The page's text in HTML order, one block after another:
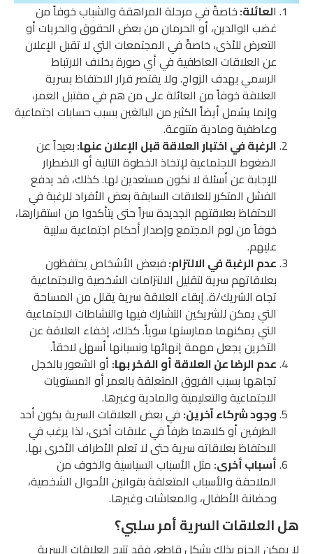
العائلة:خاصةً في مرحلة المراهقة والشباب خوفاً من
غضب الوالدين، أو الحرمان من بعض الحقوق والحريات أو
التعرض للأذى، خاصةً في المجتمعات التي لا تقبل الإعلان
عن العلاقات العاطفية في أي صورة بخلاف الارتباط
الرسمي بهدف الزواج. ولا يقتصر قرار الاحتفاظ بسرية
العلاقة خوفاً من العائلة على من هم في مقتبل العمر،
وإنما يشمل أيضاً الكثير من البالغين بسبب حسابات اجتماعية
وعاطفية ومادية متنوعة.
الرغبة في اختبار العلاقة قبل الإعلان عنها:بعيداً عن
الضغوط الاجتماعية لإتخاذ الخطوة التالية أو الاضطرار
للإجابة عن أسئلة لا نكون مستعدين لها. كذلك، قد يدفع
الفشل المتكرر للعلاقات السابقة بعض الأفراد للرغبة في
الاحتفاظ بعلاقتهم الجديدة سراً حتى يتأكدوا من استقرارها،
خوفاً من لوم المجتمع وإصدار أحكام اجتماعية سلبية
عليهم.
عدم الرغبة في الالتزام:فبعض الأشخاص يحتفظون
بعلاقاتهم سرية لتقليل الالتزامات الشخصية والاجتماعية
تجاه الشريك/ة. إبقاء العلاقة سرية يقلل من المساحة
التي يمكن للشريكين التشارك فيها والنشاطات الاجتماعية
التي يمكنهما ممارستها سوياً. كذلك، إخفاء العلاقة عن
الآخرين يجعل مهمة إنهائها ونسيانها أسهل لاحقاً.
عدم الرضا عن العلاقة أو الفخر بها: أو الشعور بالخجل
تجاهها بسبب الفروق المتعلقة بالعمر أو المستويات
الاجتماعية والتعليمية والمادية وغيرها.
وجود شركاء آخرين: في بعض العلاقات السرية يكون أحد
الطرفين أو كلاهما طرفاً في علاقات أخرى، لذا يرغب في
الاحتفاظ بعلاقاته سرية حتى لا تعلم الأطراف الأخرى بها.
أسباب أخرى: مثل الأسباب السياسية والخوف من
الملاحقة والأسباب المتعلقة بقوانين الأحوال الشخصية،
وحضانة الأطفال، والمعاشات وغيرها.
هل العلاقات السرية أمر سلبي؟
لا يمكن الجزم بذلك بشكل قاطع، فقد تتيح العلاقات السرية